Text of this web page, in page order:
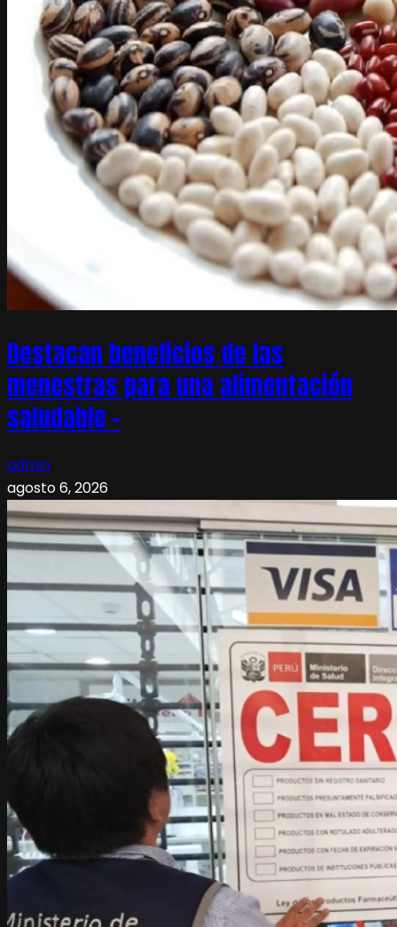
Destacan beneficios de las
menestras para una alimentación
saludable –
admin
agosto 6, 2026